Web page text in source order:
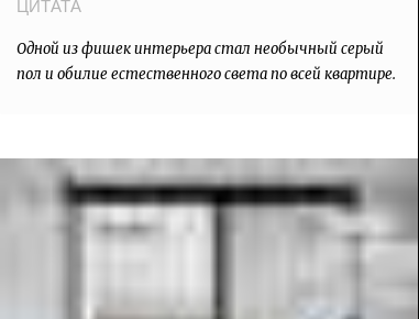
Одной из фишек интерьера стал необычный серый
пол и обилие естественного света по всей квартире.